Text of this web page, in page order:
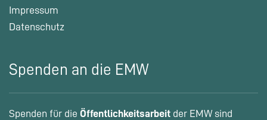
Impressum
Datenschutz
Spenden an die EMW
Spenden für die Öffentlichkeitsarbeit der EMW sind